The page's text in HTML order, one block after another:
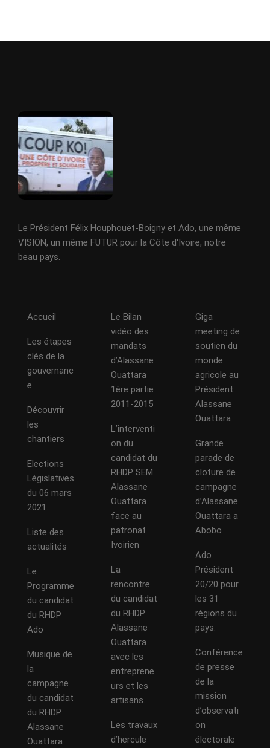
Le Président Félix Houphouët-Boigny et Ado, une même
VISION, un même FUTUR pour la Côte d'Ivoire, notre
beau pays.
Accueil
Les étapes
clés de la
gouvernanc
e
Découvrir
les
chantiers
Elections
Législatives
du 06 mars
2021.
Liste des
actualités
Le
Programme
du candidat
du RHDP
Ado
Musique de
la
campagne
du candidat
du RHDP
Alassane
Ouattara
Le Bilan
vidéo des
mandats
d’Alassane
Ouattara
1ère partie
2011-2015
L’interventi
on du
candidat du
RHDP SEM
Alassane
Ouattara
face au
patronat
Ivoirien
La
rencontre
du candidat
du RHDP
Alassane
Ouattara
avec les
entreprene
urs et les
artisans.
Les travaux
d’hercule
Giga
meeting de
soutien du
monde
agricole au
Président
Alassane
Ouattara
Grande
parade de
cloture de
campagne
d’Alassane
Ouattara a
Abobo
Ado
Président
20/20 pour
les 31
régions du
pays.
Conférence
de presse
de la
mission
d’observati
on
électorale